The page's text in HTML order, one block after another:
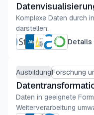
Komplexe Daten durch
darstellen.
Details
AusbildungForschung
Daten in geeignete
Weiterverarbeitung